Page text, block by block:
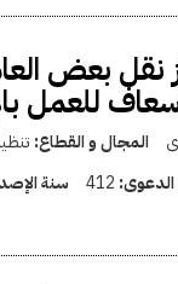
بعض
للعمل
المجال و القطاع:
الدعوى: 412 سنة